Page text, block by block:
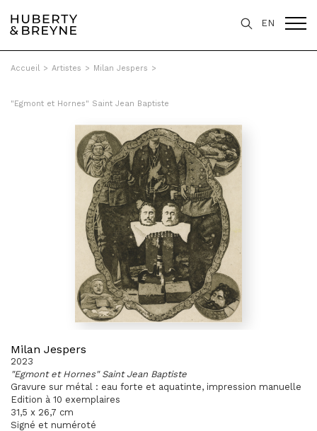
EN
Accueil > Artistes > Milan Jespers >
"Egmont et Hornes" Saint Jean Baptiste
Milan Jespers
2023
"Egmont et Hornes" Saint Jean Baptiste
Gravure sur métal : eau forte et aquatinte, impression manuelle
Edition à 10 exemplaires
31,5 x 26,7 cm
Signé et numéroté